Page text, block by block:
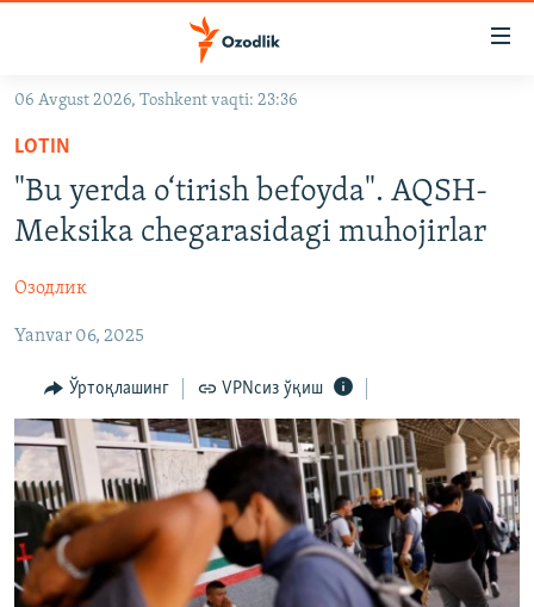
Асосий
навигацияга
ўтинг
Қидиришга
OZODVIDEO
OZODARXIV
На русском
ИЖТИМОИЙ ТАРМОҚЛАР
Озодлик бошқа тилларда
06 Avgust 2026, Toshkent vaqti: 23:36
LOTIN
"Bu yerda o‘tirish befoyda". AQSH-
Meksika chegarasidagi muhojirlar
Озодлик
Yanvar 06, 2025
Ўртоқлашинг VPNсиз ўқиш